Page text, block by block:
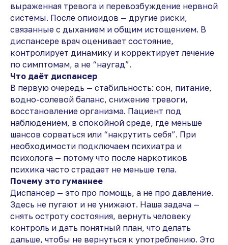
выраженная тревога и перевозбуждение нервной
системы. После опиоидов — другие риски,
связанные с дыханием и общим истощением. В
диспансере врач оценивает состояние,
контролирует динамику и корректирует лечение
по симптомам, а не “наугад”.
Что даёт диспансер
В первую очередь — стабильность: сон, питание,
водно-солевой баланс, снижение тревоги,
восстановление организма. Пациент под
наблюдением, в спокойной среде, где меньше
шансов сорваться или “накрутить себя”. При
необходимости подключаем психиатра и
психолога — потому что после наркотиков
психика часто страдает не меньше тела.
Почему это гуманнее
Диспансер — это про помощь, а не про давление.
Здесь не пугают и не унижают. Наша задача —
снять остроту состояния, вернуть человеку
контроль и дать понятный план, что делать
дальше, чтобы не вернуться к употреблению. Это